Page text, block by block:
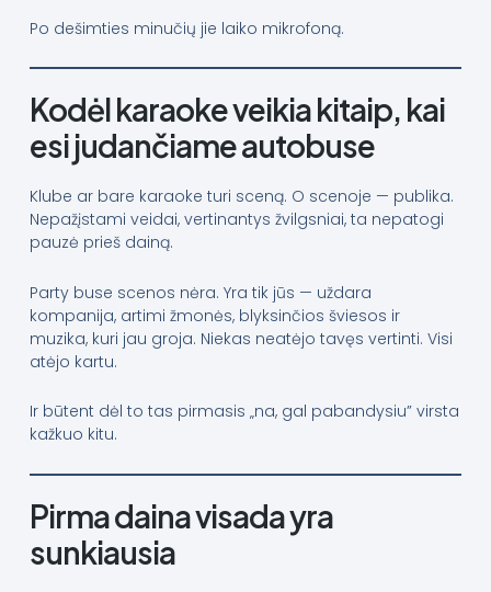
Po dešimties minučių jie laiko mikrofoną.
Kodėl karaoke veikia kitaip, kai
esi judančiame autobuse
Klube ar bare karaoke turi sceną. O scenoje — publika.
Nepažįstami veidai, vertinantys žvilgsniai, ta nepatogi
pauzė prieš dainą.
Party buse scenos nėra. Yra tik jūs — uždara
kompanija, artimi žmonės, blyksinčios šviesos ir
muzika, kuri jau groja. Niekas neatėjo tavęs vertinti. Visi
atėjo kartu.
Ir būtent dėl to tas pirmasis „na, gal pabandysiu” virsta
kažkuo kitu.
Pirma daina visada yra
sunkiausia